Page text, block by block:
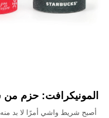
المونيكرافت: حزم
أصبح شريط واشي أمرًا لا بد